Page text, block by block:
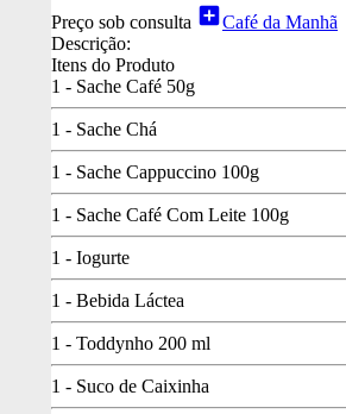
Preço sob consulta add_boxCafé da Manhã
Descrição:
Itens do Produto
1 - Sache Café 50g
1 - Sache Chá
1 - Sache Cappuccino 100g
1 - Sache Café Com Leite 100g
1 - Iogurte
1 - Bebida Láctea
1 - Toddynho 200 ml
1 - Suco de Caixinha